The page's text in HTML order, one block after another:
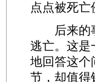
点点被死亡
后来的事
逃亡。这是
地回答这个
节，却值得